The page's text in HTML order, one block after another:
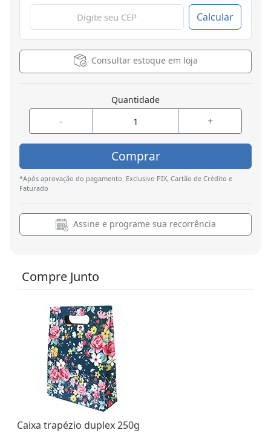
Calcular
Consultar estoque em loja
Quantidade
- +
Comprar
*Após aprovação do pagamento. Exclusivo PIX, Cartão de Crédito e
Faturado
Assine e programe sua recorrência
Compre Junto
Caixa trapézio duplex 250g